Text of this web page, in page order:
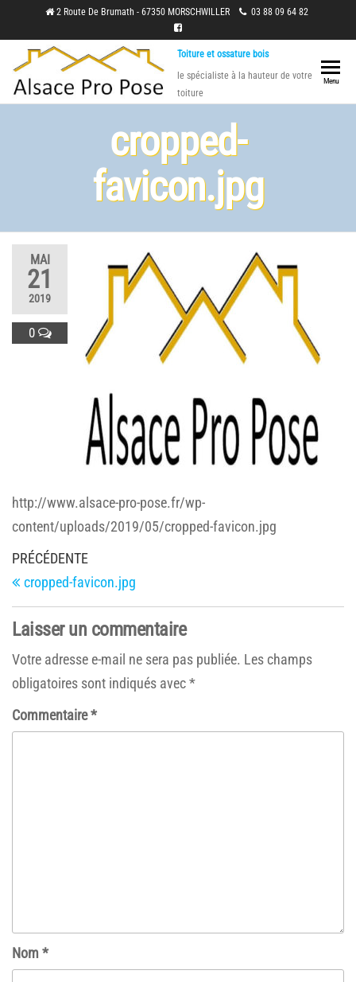
content
2 Route De Brumath - 67350 MORSCHWILLER 03 88 09 64 82
Toiture et ossature bois
le spécialiste à la hauteur de votre
toiture
Menu
cropped-
favicon.jpg
MAI
21
2019
0
http://www.alsace-pro-pose.fr/wp-
content/uploads/2019/05/cropped-favicon.jpg
Navigation
de
l’article
Article
précédent
PRÉCÉDENTE
cropped-favicon.jpg
Laisser un commentaire
Votre adresse e-mail ne sera pas publiée. Les champs
obligatoires sont indiqués avec*
Commentaire*
Nom *